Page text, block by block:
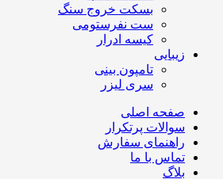
بسکت خروج سنگ
ست نفرستومی
کیسه ادرار
زیبایی
تامپون بینی
سری لیزر
صفحه اصلی
سوالات پرتکرار
راهنمای سفارش
تماس با ما
بلاگ